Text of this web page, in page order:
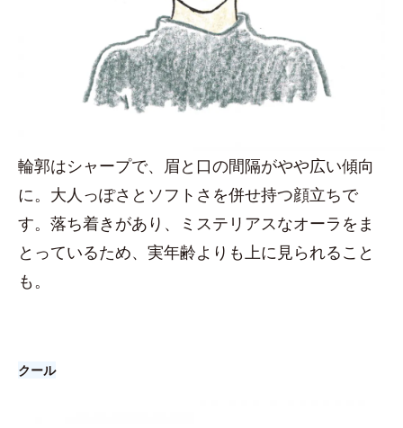
輪郭はシャープで、眉と口の間隔がやや広い傾向
に。大人っぽさとソフトさを併せ持つ顔立ちで
す。落ち着きがあり、ミステリアスなオーラをま
とっているため、実年齢よりも上に見られること
も。
クール